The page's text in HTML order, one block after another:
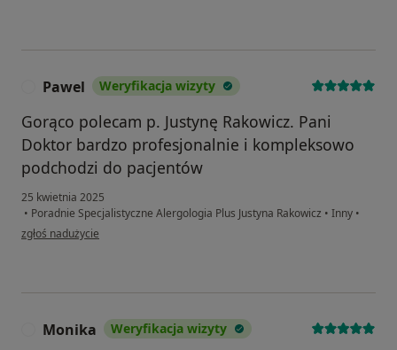
Pawel Weryfikacja wizyty
Gorąco polecam p. Justynę Rakowicz. Pani
Doktor bardzo profesjonalnie i kompleksowo
podchodzi do pacjentów
25 kwietnia 2025
• Poradnie Specjalistyczne Alergologia Plus Justyna Rakowicz • Inny •
w opinii użytkownika Pawel
zgłoś nadużycie
Monika Weryfikacja wizyty